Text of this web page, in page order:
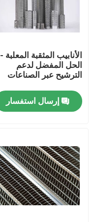
المنزل
المنتجات
جولة في المصنع
مراقبة الجودة
الأنابيب المثقبة المعلبة -
الحل المفضل لدعم
الترشيح عبر الصناعات
إرسال استفسار